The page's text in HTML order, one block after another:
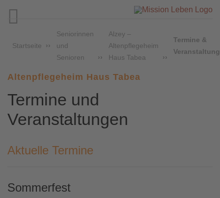

Startseite
Seniorinnen
und
Senioren
Alzey –
Altenpflegeheim
Haus Tabea
Termine &
Altenpflegeheim Haus Tabea
Termine und
Veranstaltungen
Aktuelle Termine
Sommerfest